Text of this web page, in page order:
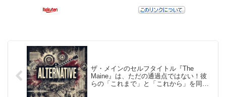
ザ・メインのセルフタイトル『The
Maine』は、ただの通過点ではない！彼
らの「これまで」と「これから」を同時